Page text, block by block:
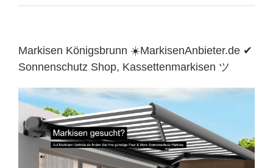
Markisen Königsbrunn ☀️MarkisenAnbieter.de ✔
Sonnenschutz Shop, Kassettenmarkisen ツ